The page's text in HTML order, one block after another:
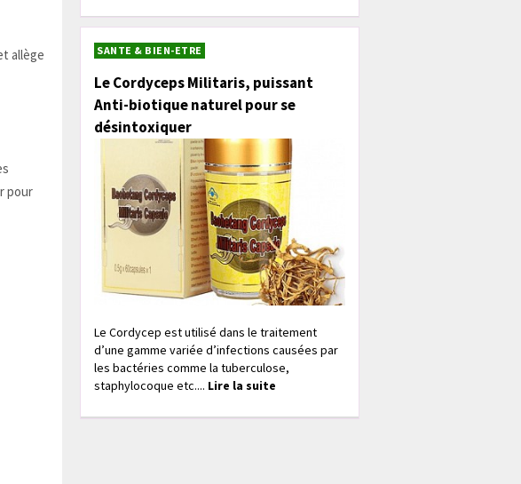
allège
pour
SANTE & BIEN-ETRE
Le Cordyceps Militaris, puissant
Anti-biotique naturel pour se
désintoxiquer
Le Cordycep est utilisé dans le traitement
d’une gamme variée d’infections causées par
les bactéries comme la tuberculose,
staphylocoque etc.... Lire la suite